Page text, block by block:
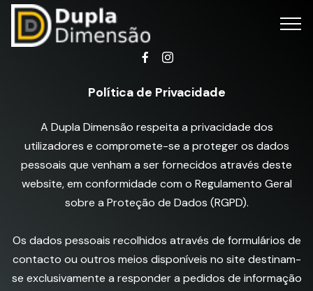
Política de Privacidade
A Dupla Dimensão respeita a privacidade dos
utilizadores e compromete-se a proteger os dados
pessoais que venham a ser fornecidos através deste
website, em conformidade com o Regulamento Geral
sobre a Proteção de Dados (RGPD).
Os dados pessoais recolhidos através de formulários de
contacto ou outros meios disponíveis no site destinam-
se exclusivamente a responder a pedidos de informação